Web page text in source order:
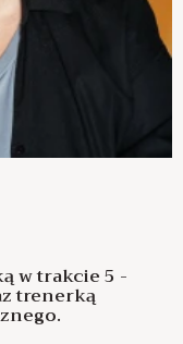
w trakcie 5 -
trenerką